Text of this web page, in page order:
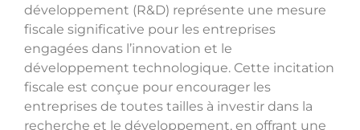
développement (R&D) représente une mesure
fiscale significative pour les entreprises
engagées dans l’innovation et le
développement technologique. Cette incitation
fiscale est conçue pour encourager les
entreprises de toutes tailles à investir dans la
recherche et le développement, en offrant une